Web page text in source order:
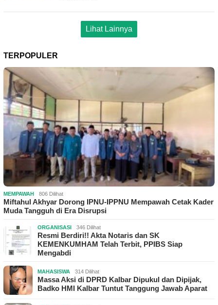
Lihat Lainnya
TERPOPULER
MEMPAWAH 806 Dilihat
Miftahul Akhyar Dorong IPNU-IPPNU Mempawah Cetak Kader
Muda Tangguh di Era Disrupsi
ORGANISASI 346 Dilihat
Resmi Berdiri!! Akta Notaris dan SK
KEMENKUMHAM Telah Terbit, PPIBS Siap
Mengabdi
MAHASISWA 314 Dilihat
Massa Aksi di DPRD Kalbar Dipukul dan Dipijak,
Badko HMI Kalbar Tuntut Tanggung Jawab Aparat